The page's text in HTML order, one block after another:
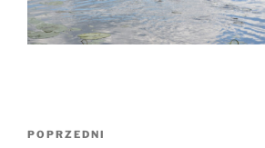
Poprzedni
POPRZEDNI